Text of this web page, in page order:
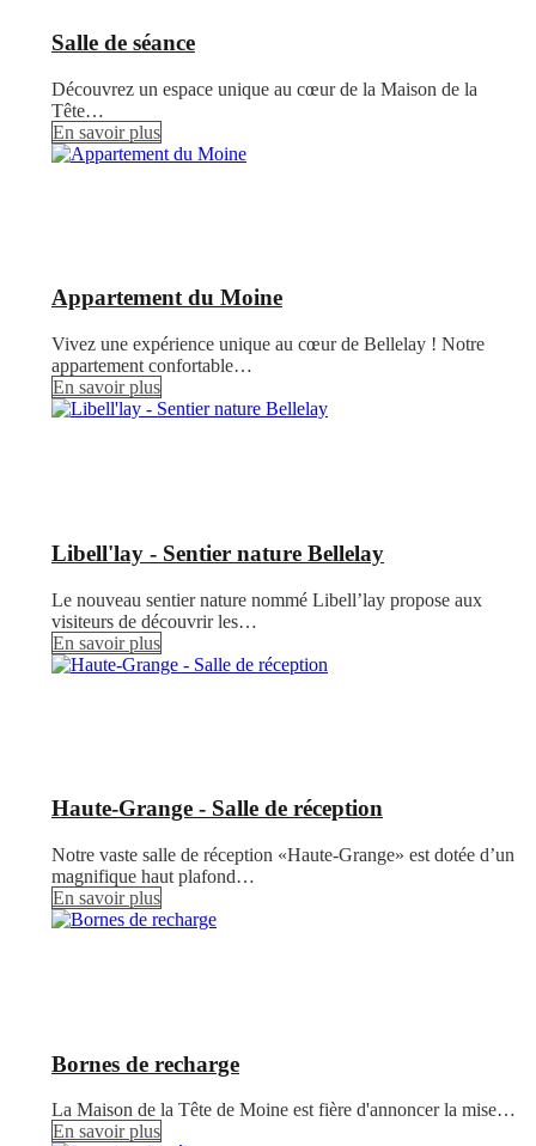
Salle de séance
Découvrez un espace unique au cœur de la Maison de la
Tête…
En savoir plus
Appartement du Moine
Vivez une expérience unique au cœur de Bellelay ! Notre
appartement confortable…
En savoir plus
Libell'lay - Sentier nature Bellelay
Le nouveau sentier nature nommé Libell’lay propose aux
visiteurs de découvrir les…
En savoir plus
Haute-Grange - Salle de réception
Notre vaste salle de réception «Haute-Grange» est dotée d’un
magnifique haut plafond…
En savoir plus
Bornes de recharge
La Maison de la Tête de Moine est fière d'annoncer la mise…
En savoir plus